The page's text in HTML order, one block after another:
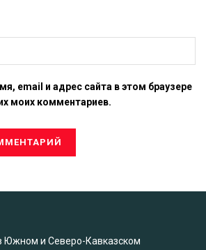
email и адрес сайта в этом браузере
моих комментариев.
Южном и Северо-Кавказском